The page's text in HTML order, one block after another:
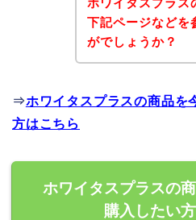
ホワイタスプラス
下記ページなどを
がでしょうか？
⇒ホワイタスプラスの商品を
方はこちら
ホワイタスプラスの
購入したい